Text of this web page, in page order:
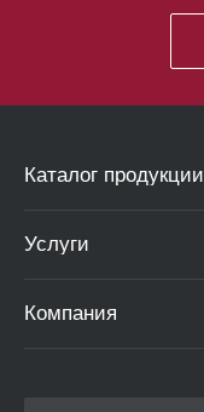
Каталог продукции
Услуги
Компания